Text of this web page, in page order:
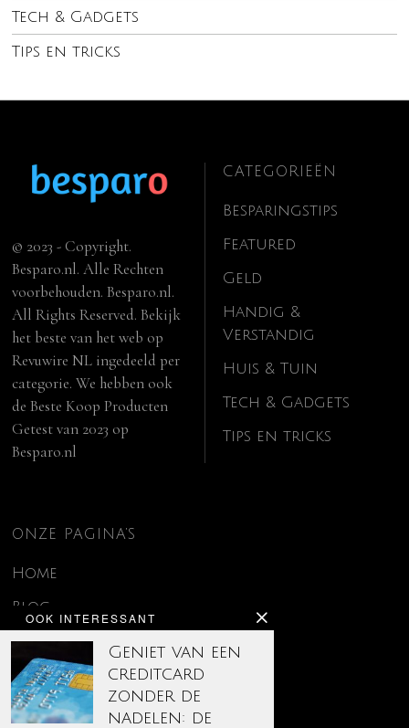
Tech & Gadgets
Tips en tricks
OOK INTERESSANT
Geniet van een
creditcard
zonder de
nadelen: de
© 2023 - Copyright.
Besparo.nl. Alle Rechten
voorbehouden. Besparo.nl.
All Rights Reserved. Bekijk
het beste van het web op
Revuwire NL ingedeeld per
categorie. We hebben ook
deBeste Koop Producten
Getest van 2023 op
Besparo.nl
CATEGORIEËN
Besparingstips
Featured
Geld
Handig &
Verstandig
Huis & Tuin
Tech & Gadgets
Tips en tricks
ONZE PAGINA’S
Home
Blog
Contact
Disclaimer
Over ons